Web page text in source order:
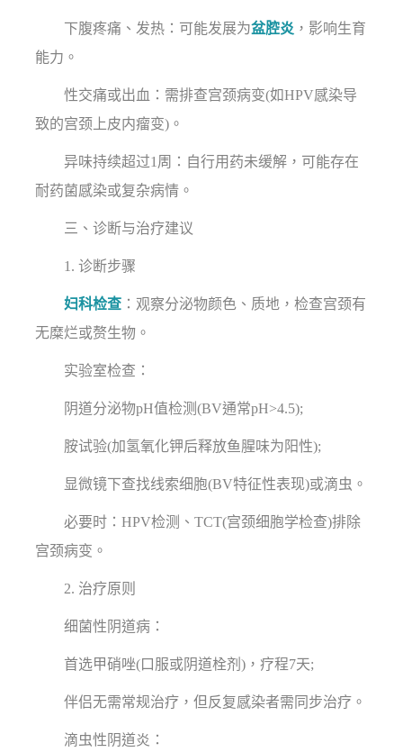
下腹疼痛、发热：可能发展为盆腔炎 ，影响生育
能力。
性交痛或出血：需排查宫颈病变(如HPV感染导
致的宫颈上皮内瘤变)。
异味持续超过1周：自行用药未缓解，可能存在
耐药菌感染或复杂病情。
三、诊断与治疗建议
1. 诊断步骤
妇科检查 ：观察分泌物颜色、质地，检查宫颈有
无糜烂或赘生物。
实验室检查：
阴道分泌物pH值检测(BV通常pH>4.5);
胺试验(加氢氧化钾后释放鱼腥味为阳性);
显微镜下查找线索细胞(BV特征性表现)或滴虫。
必要时：HPV检测、TCT(宫颈细胞学检查)排除
宫颈病变。
2. 治疗原则
细菌性阴道病：
首选甲硝唑(口服或阴道栓剂)，疗程7天;
伴侣无需常规治疗，但反复感染者需同步治疗。
滴虫性阴道炎：